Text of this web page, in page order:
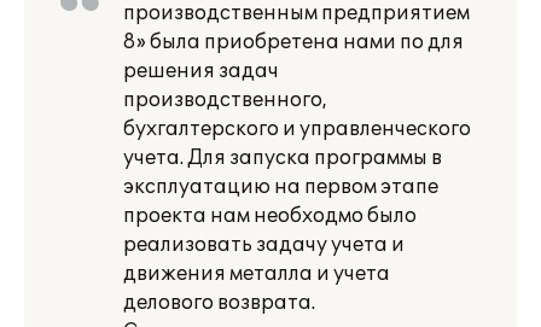
производственным предприятием
8» была приобретена нами по для
решения задач
производственного,
бухгалтерского и управленческого
учета. Для запуска программы в
эксплуатацию на первом этапе
проекта нам необходмо было
реализовать задачу учета и
движения металла и учета
делового возврата.